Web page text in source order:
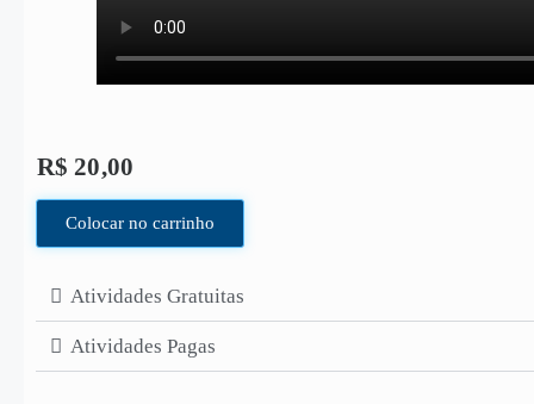
R$ 20,00
Colocar no carrinho
Atividades Gratuitas
Atividades Pagas